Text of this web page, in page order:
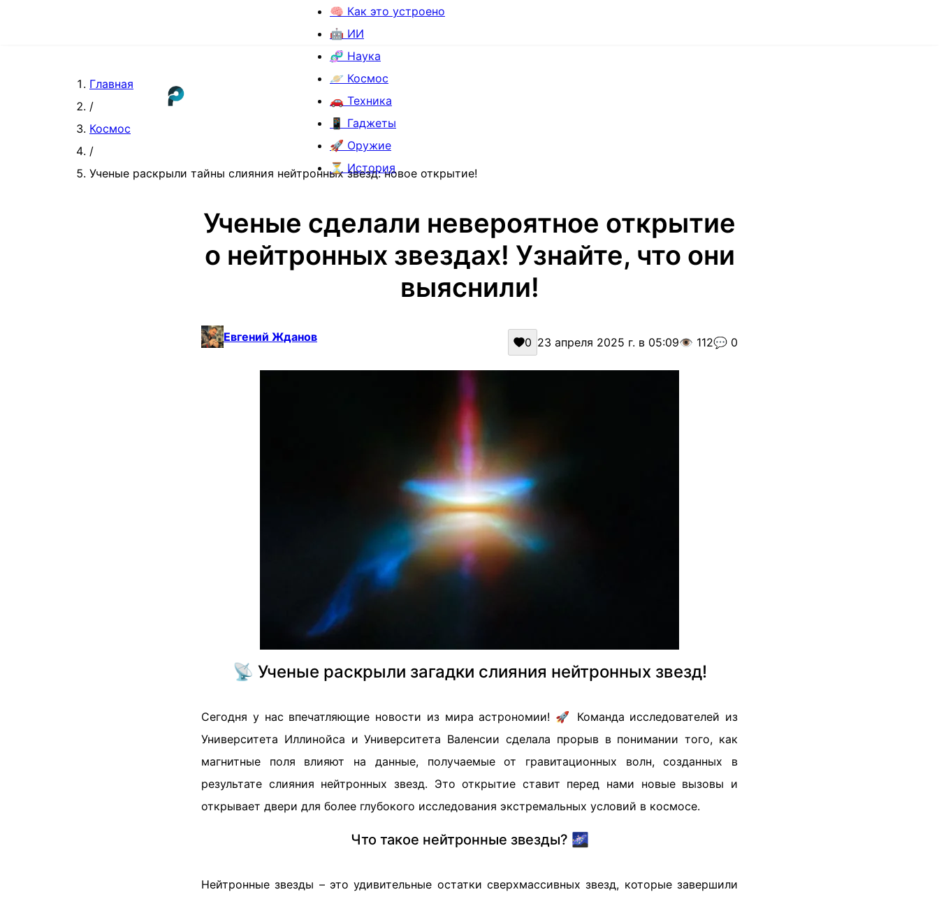
🧠 Как это устроено
🤖 ИИ
🧬 Наука
🪐 Космос
🚗 Техника
📱 Гаджеты
🚀 Оружие
⏳ История
Главная
/
Космос
/
Ученые раскрыли тайны слияния нейтронных звезд: новое открытие!
Ученые сделали невероятное открытие
о нейтронных звездах! Узнайте, что они
выяснили!
Евгений Жданов 0 23 апреля 2025 г. в 05:09👁️ 112💬 0
📡 Ученые раскрыли загадки слияния нейтронных звезд!
Сегодня у нас впечатляющие новости из мира астрономии! 🚀 Команда исследователей из
Университета Иллинойса и Университета Валенсии сделала прорыв в понимании того, как
магнитные поля влияют на данные, получаемые от гравитационных волн, созданных в
результате слияния нейтронных звезд. Это открытие ставит перед нами новые вызовы и
открывает двери для более глубокого исследования экстремальных условий в космосе.
Что такое нейтронные звезды? 🌌
Нейтронные звезды – это удивительные остатки сверхмассивных звезд, которые завершили